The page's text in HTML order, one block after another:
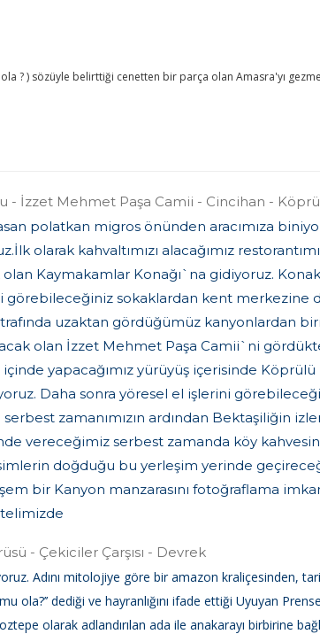
? ) sözüyle belirttiği cenetten bir parça olan Amasra'yı
- İzzet Mehmet Paşa Camii - Cincihan -
polatkan migros önünden aracımıza
olarak kahvaltımızı alacağımız
Kaymakamlar Konağı`na gidiyoruz.
sokaklardan kent merkezine
uzaktan gördüğümüz kanyonlardan
olan İzzet Mehmet Paşa Camii`ni
içinde yapacağımız yürüyüş içerisinde
Daha sonra yöresel el işlerini
zamanımızın ardından Bektaşiliğin
vereceğimiz serbest zamanda köy
doğduğu bu yerleşim yerinde
bir Kanyon manzarasını fotoğraflama
- Çekiciler Çarşısı - Devrek
Adını mitolojiye göre bir amazon kraliçesinden,
ola?’’ dediği ve hayranlığını ifade ettiği Uyuyan
olarak adlandırılan ada ile anakarayı birbirine